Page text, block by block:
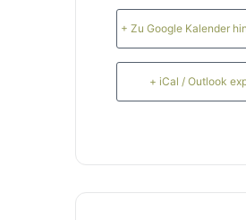
+ Zu Google Kalender
+ iCal / Outlook